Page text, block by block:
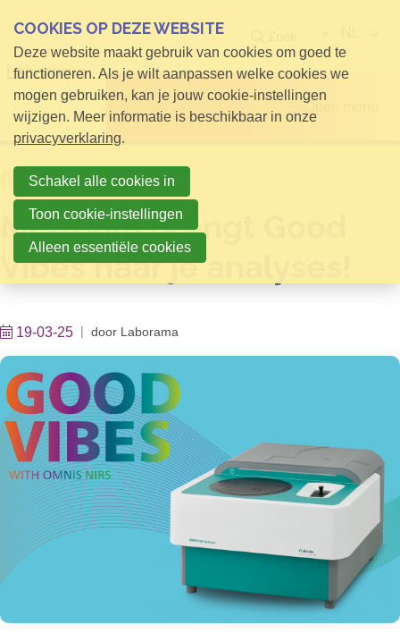
Open menu
HomeInfo voor Bezoekers
Metrohm brengt Good
Vibes naar je analyses!
19-03-25 door Laborama
COOKIES OP DEZE WEBSITE
Deze website maakt gebruik van cookies om goed te
functioneren. Als je wilt aanpassen welke cookies we
mogen gebruiken, kan je jouw cookie-instellingen
wijzigen. Meer informatie is beschikbaar in onze
privacyverklaring.
Schakel alle cookies in
Toon cookie-instellingen
Alleen essentiële cookies